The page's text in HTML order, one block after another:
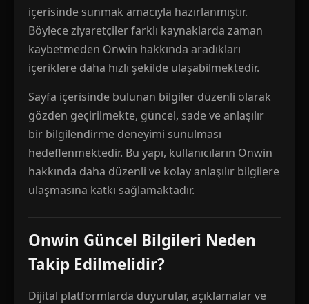
içerisinde sunmak amacıyla hazırlanmıştır.
Böylece ziyaretçiler farklı kaynaklarda zaman
kaybetmeden Onwin hakkında aradıkları
içeriklere daha hızlı şekilde ulaşabilmektedir.
Sayfa içerisinde bulunan bilgiler düzenli olarak
gözden geçirilmekte, güncel, sade ve anlaşılır
bir bilgilendirme deneyimi sunulması
hedeflenmektedir. Bu yapı, kullanıcıların Onwin
hakkında daha düzenli ve kolay anlaşılır bilgilere
ulaşmasına katkı sağlamaktadır.
Onwin Güncel Bilgileri Neden
Takip Edilmelidir?
Dijital platformlarda duyurular, açıklamalar ve